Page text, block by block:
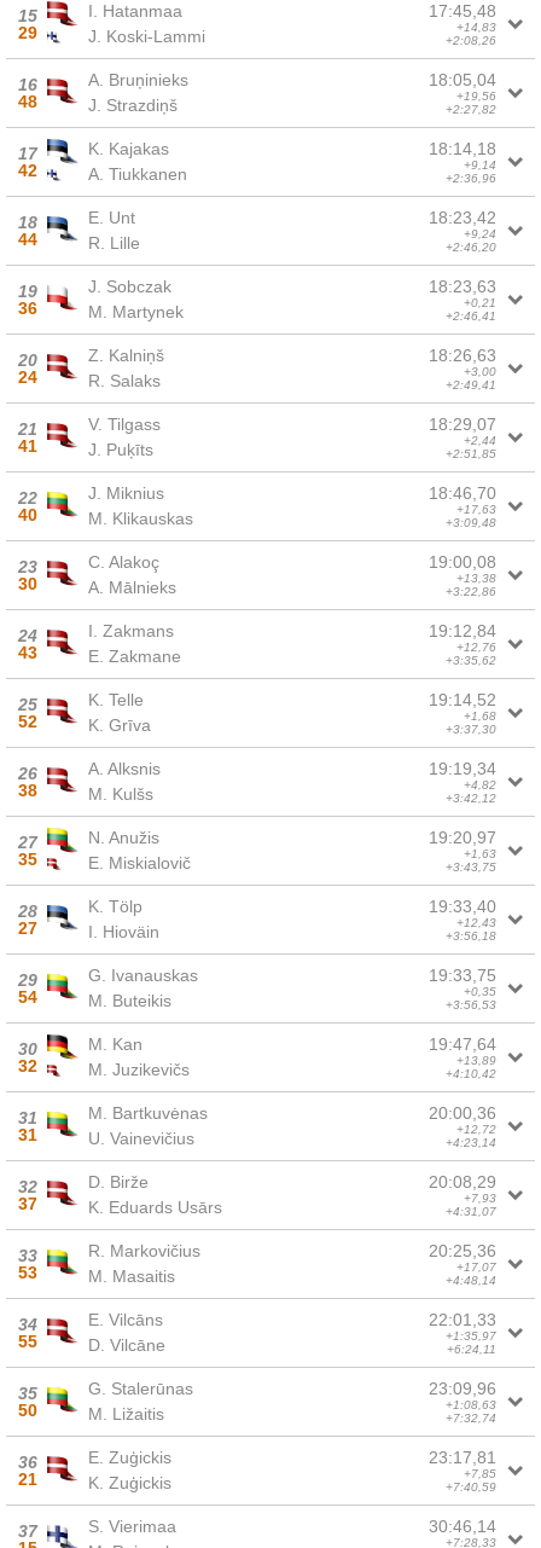
15
29
I. Hatanmaa
J. Koski-Lammi
17:45,48
+14,83
+2:08,26
16
48
A. Bruņinieks
J. Strazdiņš
18:05,04
+19,56
+2:27,82
17
42
K. Kajakas
A. Tiukkanen
18:14,18
+9,14
+2:36,96
18
44
E. Unt
R. Lille
18:23,42
+9,24
+2:46,20
19
36
J. Sobczak
M. Martynek
18:23,63
+0,21
+2:46,41
20
24
Z. Kalniņš
R. Salaks
18:26,63
+3,00
+2:49,41
21
41
V. Tilgass
J. Puķīts
18:29,07
+2,44
+2:51,85
22
40
J. Miknius
M. Klikauskas
18:46,70
+17,63
+3:09,48
23
30
C. Alakoç
A. Mālnieks
19:00,08
+13,38
+3:22,86
24
43
I. Zakmans
E. Zakmane
19:12,84
+12,76
+3:35,62
25
52
K. Telle
K. Grīva
19:14,52
+1,68
+3:37,30
26
38
A. Alksnis
M. Kulšs
19:19,34
+4,82
+3:42,12
27
35
N. Anužis
E. Miskialovič
19:20,97
+1,63
+3:43,75
28
27
K. Tölp
I. Hioväin
19:33,40
+12,43
+3:56,18
29
54
G. Ivanauskas
M. Buteikis
19:33,75
+0,35
+3:56,53
30
32
M. Kan
M. Juzikevičs
19:47,64
+13,89
+4:10,42
31
31
M. Bartkuvėnas
U. Vainevičius
20:00,36
+12,72
+4:23,14
32
37
D. Birže
K. Eduards Usārs
20:08,29
+7,93
+4:31,07
33
53
R. Markovičius
M. Masaitis
20:25,36
+17,07
+4:48,14
34
55
E. Vilcāns
D. Vilcāne
22:01,33
+1:35,97
+6:24,11
35
50
G. Stalerūnas
M. Ližaitis
23:09,96
+1:08,63
+7:32,74
36
21
E. Zuģickis
K. Zuģickis
23:17,81
+7,85
+7:40,59
37
S. Vierimaa
30:46,14
+7:28,33